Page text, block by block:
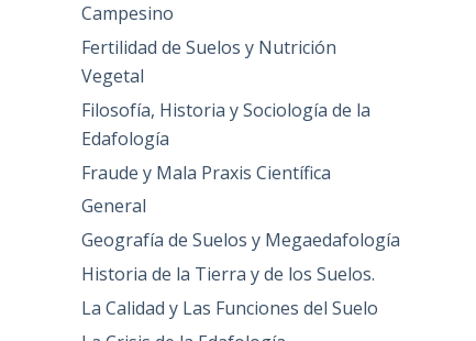
Campesino
Fertilidad de Suelos y Nutrición
Vegetal
Filosofía, Historia y Sociología de la
Edafología
Fraude y Mala Praxis Científica
General
Geografía de Suelos y Megaedafología
Historia de la Tierra y de los Suelos.
La Calidad y Las Funciones del Suelo